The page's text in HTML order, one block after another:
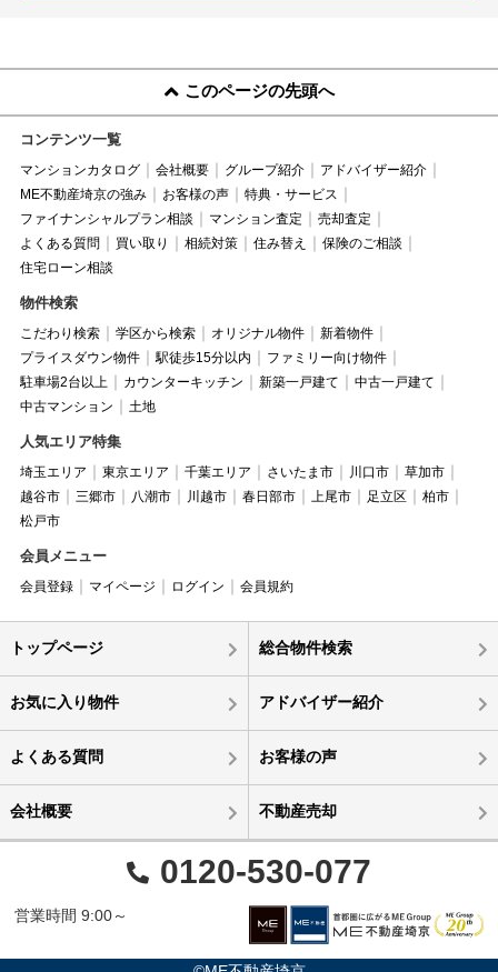
このページの先頭へ
コンテンツ一覧
マンションカタログ 会社概要 グループ紹介
アドバイザー紹介
ME不動産埼京の強み
お客様の声
特典・サービス
ファイナンシャルプラン相談
マンション査定
売却査定
よくある質問
買い取り 相続対策 住み替え
保険のご相談
住宅ローン相談
物件検索
こだわり検索 学区から検索 オリジナル物件
新着物件
プライスダウン物件
駅徒歩15分以内
ファミリー向け物件
駐車場2台以上
カウンターキッチン 新築一戸建て
中古一戸建て
中古マンション
土地
人気エリア特集
埼玉エリア 東京エリア 千葉エリア さいたま市 川口市
草加市
越谷市
三郷市 八潮市 川越市 春日部市 上尾市 足立区
柏市
松戸市
会員メニュー
会員登録 マイページ ログイン 会員規約
トップページ 総合物件検索
お気に入り物件 アドバイザー紹介
よくある質問 お客様の声
会社概要 不動産売却
0120-530-077
営業時間 9:00～